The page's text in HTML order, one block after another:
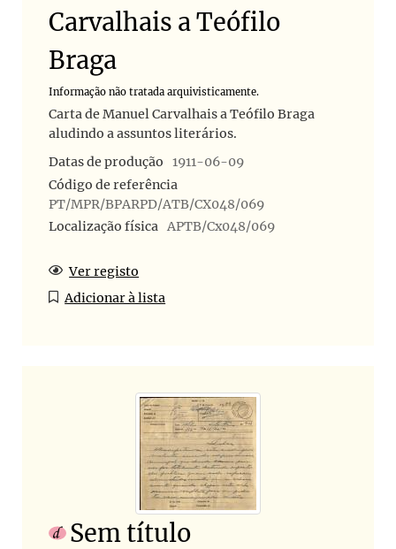
Carvalhais a Teófilo
Braga
Informação não tratada arquivisticamente.
Carta de Manuel Carvalhais a Teófilo Braga
aludindo a assuntos literários.
Datas de produção
1911-06-09
Código de referência
PT/MPR/BPARPD/ATB/CX048/069
Localização física APTB/Cx048/069
Ver registo
Adicionar à lista
Sem título